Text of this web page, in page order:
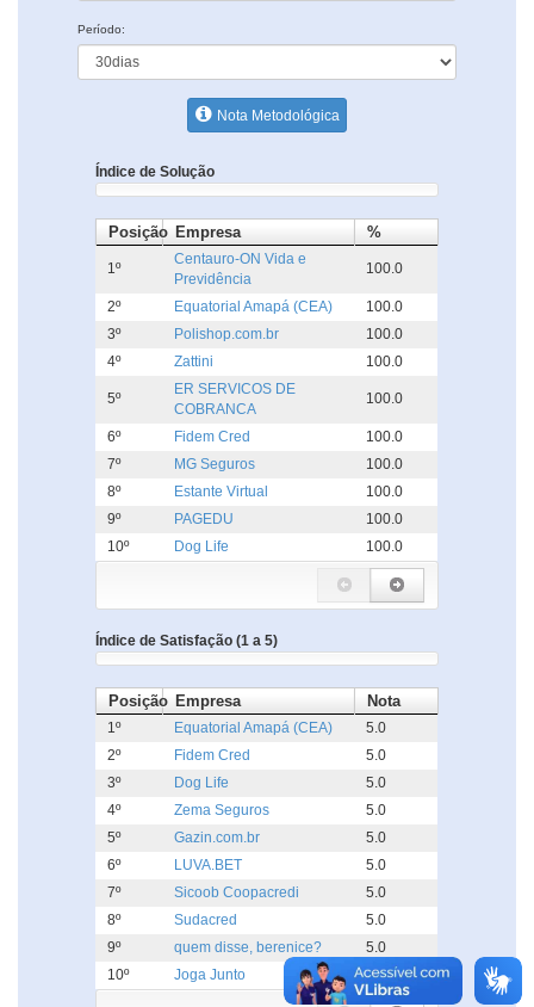
Período:
Nota Metodológica
Índice de Solução
Posição Empresa %
1º
Centauro-ON Vida e
Previdência
100.0
2º Equatorial Amapá (CEA)
100.0
3º
Polishop.com.br
100.0
4º
Zattini 100.0
5º
ER SERVICOS DE
COBRANCA
100.0
6º Fidem Cred
100.0
7º
MG Seguros
100.0
8º
Estante Virtual
100.0
9º
PAGEDU
100.0
10º
Dog Life 100.0
Índice de Satisfação (1 a 5)
Posição Empresa Nota
1º Equatorial Amapá (CEA)
5.0
2º
Fidem Cred
5.0
3º
Dog Life
5.0
4º
Zema Seguros
5.0
5º
Gazin.com.br
5.0
6º
LUVA.BET
5.0
7º
Sicoob Coopacredi
5.0
8º
Sudacred
5.0
9º
quem disse, berenice?
5.0
10º
Joga Junto 5.0